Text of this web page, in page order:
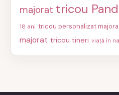
majorat tricou
18 ani tricou personalizat
majorat tricou tineri viață în